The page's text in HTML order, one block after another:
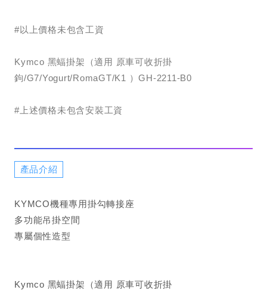
#以上價格未包含工資
Kymco 黑蝠掛架（適用 原車可收折掛
鉤/G7/Yogurt/RomaGT/K1 ）GH-2211-B0
#上述價格未包含安裝工資
產品介紹
KYMCO機種專用掛勾轉接座
多功能吊掛空間
專屬個性造型
Kymco 黑蝠掛架（適用 原車可收折掛